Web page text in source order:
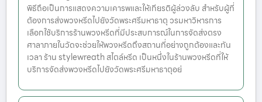
พิธีถือเป็นการแสดงความเคารพและให้เกียรติผู้ล่วงลับ สำหรับผู้ที่
ต้องการส่งพวงหรีดไปยังวัดพระศรีมหาธาตุ วรมหาวิหารการ
เลือกใช้บริการร้านพวงหรีดที่มีประสบการณ์ในการจัดส่งตรง
ศาลาภายในวัดจะช่วยให้พวงหรีดถึงสถานที่อย่างถูกต้องและทัน
เวลา ร้าน stylewreath สไตล์หรีด เป็นหนึ่งในร้านพวงหรีดที่ให้
บริการจัดส่งพวงหรีดไปยังวัดพระศรีมหาธาตุอย่